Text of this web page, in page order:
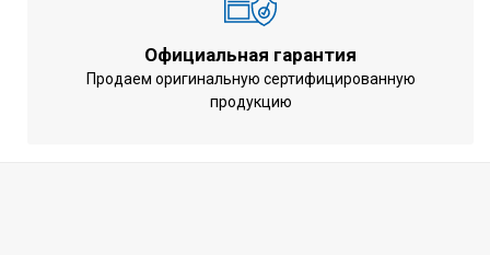
Официальная гарантия
Продаем оригинальную сертифицированную
продукцию